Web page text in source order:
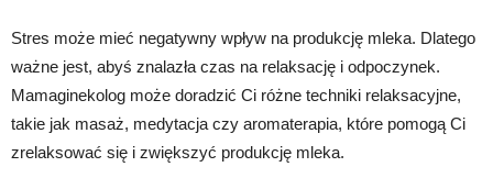
Stres może mieć negatywny wpływ na produkcję mleka. Dlatego
ważne jest, abyś znalazła czas na relaksację i odpoczynek.
Mamaginekolog może doradzić Ci różne techniki relaksacyjne,
takie jak masaż, medytacja czy aromaterapia, które pomogą Ci
zrelaksować się i zwiększyć produkcję mleka.